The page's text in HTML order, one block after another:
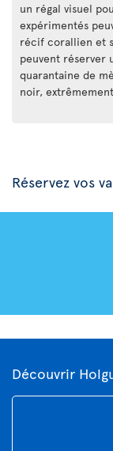
un régal visuel
expérimentés
récif corallien et
peuvent réserver
quarantaine de
noir,
Réservez vos
Découvrir